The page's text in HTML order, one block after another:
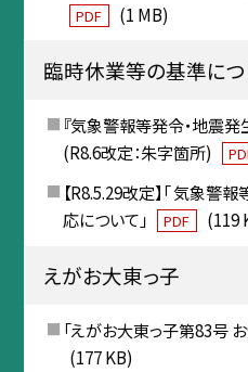
PDF (1 MB)
臨時休業等の基準につ
『気象警報等発令・地震
(R8.6改定：朱字箇所)
【R8.5.29改定】「 気象警
応について」
PDF (119
えがお大東っ子
「えがお大東っ子第83号 お
(177 KB)